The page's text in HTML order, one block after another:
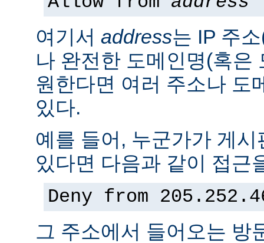
여기서 address는 IP 주
나 완전한 도메인명(혹은
원한다면 여러 주소나 도
있다.
예를 들어, 누군가가 게
있다면 다음과 같이 접근
Deny from
그 주소에서 들어오는 방